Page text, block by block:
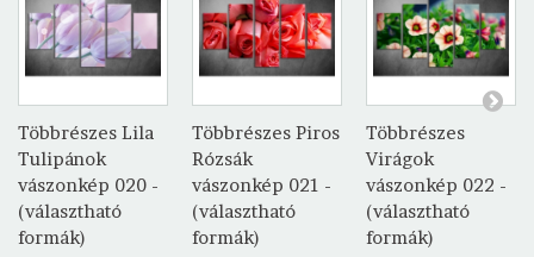
Többrészes Lila
Tulipánok
vászonkép 020 -
(választható
formák)
Többrészes Piros
Rózsák
vászonkép 021 -
(választható
formák)
Többrészes
Virágok
vászonkép 022 -
(választható
formák)